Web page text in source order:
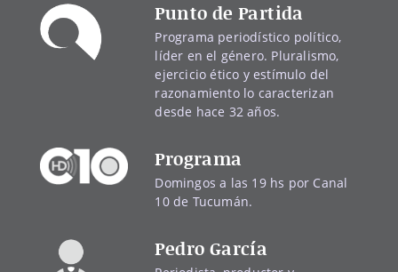
Punto de Partida
Programa periodístico político,
líder en el género. Pluralismo,
ejercicio ético y estímulo del
razonamiento lo caracterizan
desde hace 32 años.
Programa
Domingos a las 19 hs por Canal
10 de Tucumán.
Pedro García